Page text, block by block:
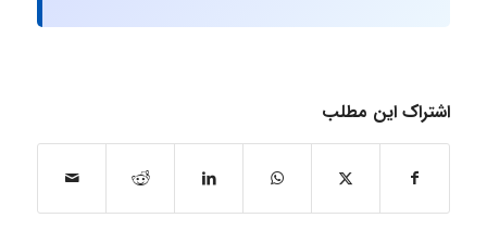
اشتراک این مطلب